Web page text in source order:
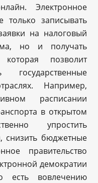
Электронное
только записывать
на налоговый
но и получать
позволит
государственные
Например,
расписании
в открытом
упростить
снизить бюджетные
правительство
демократии
есть вовлечению